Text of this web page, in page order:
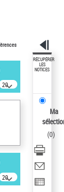
20
résultats/page
20
résultats/page
RÉCUPÉRER
LES
NOTICES
Ma
(0)